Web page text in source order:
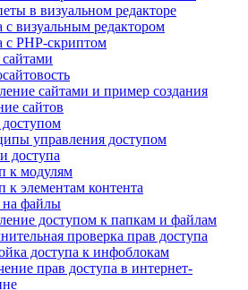
в визуальном редакторе
с визуальным редактором
с PHP-скриптом
сайтами и пример создания
сайтов
управления доступом
доступа
к модулям
к элементам контента
на файлы
доступом к папкам и файлам
проверка прав доступа
доступа к инфоблокам
прав доступа в интернет-